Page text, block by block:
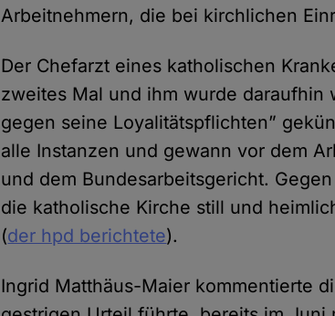
Arbeitnehmern, die bei kirchlichen
Der Chefarzt eines katholischen
zweites Mal und ihm wurde daraufhin
gegen seine Loyalitätspflichten”
alle Instanzen und gewann vor dem
und dem Bundesarbeitsgericht.
die katholische Kirche still und
(der hpd berichtete).
Ingrid Matthäus-Maier kommentierte